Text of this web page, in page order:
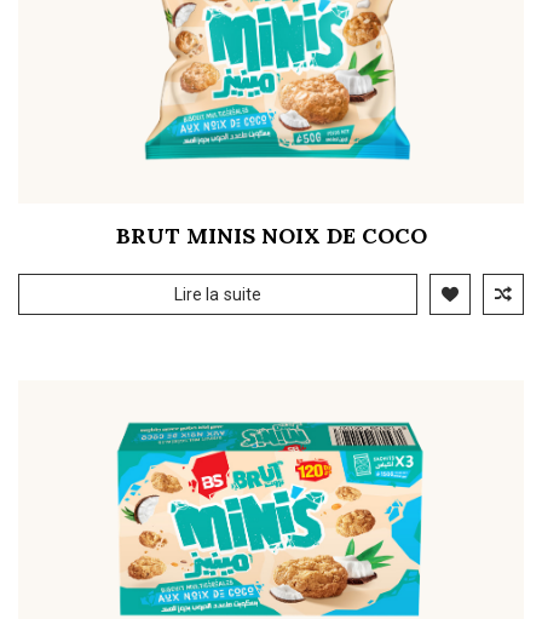
BRUT MINIS NOIX DE COCO
Lire la suite